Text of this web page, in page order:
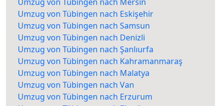
Umzug von Tübingen nach Eskişehir
Umzug von Tübingen nach Samsun
Umzug von Tübingen nach Denizli
Umzug von Tübingen nach Şanlıurfa
Umzug von Tübingen nach Kahramanmaraş
Umzug von Tübingen nach Malatya
Umzug von Tübingen nach Van
Umzug von Tübingen nach Erzurum